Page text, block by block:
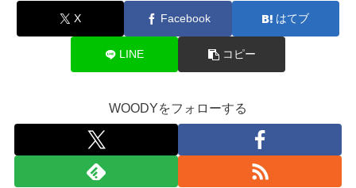
X Facebook はてブ
LINE コピー
WOODYをフォローする